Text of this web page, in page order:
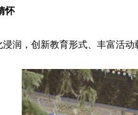
怀
，创新教育形式、丰富活动